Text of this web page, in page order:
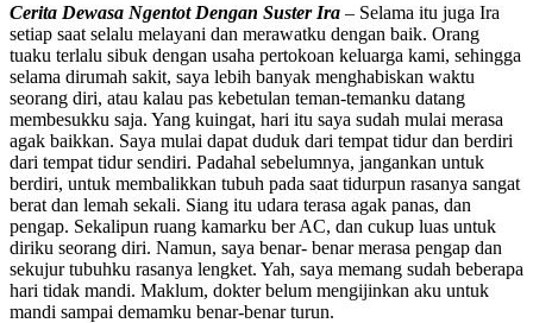
Cerita Dewasa Ngentot Dengan Suster Ira – Selama itu juga Ira
setiap saat selalu melayani dan merawatku dengan baik. Orang
tuaku terlalu sibuk dengan usaha pertokoan keluarga kami, sehingga
selama dirumah sakit, saya lebih banyak menghabiskan waktu
seorang diri, atau kalau pas kebetulan teman-temanku datang
membesukku saja. Yang kuingat, hari itu saya sudah mulai merasa
agak baikkan. Saya mulai dapat duduk dari tempat tidur dan berdiri
dari tempat tidur sendiri. Padahal sebelumnya, jangankan untuk
berdiri, untuk membalikkan tubuh pada saat tidurpun rasanya sangat
berat dan lemah sekali. Siang itu udara terasa agak panas, dan
pengap. Sekalipun ruang kamarku ber AC, dan cukup luas untuk
diriku seorang diri. Namun, saya benar- benar merasa pengap dan
sekujur tubuhku rasanya lengket. Yah, saya memang sudah beberapa
hari tidak mandi. Maklum, dokter belum mengijinkan aku untuk
mandi sampai demamku benar-benar turun.